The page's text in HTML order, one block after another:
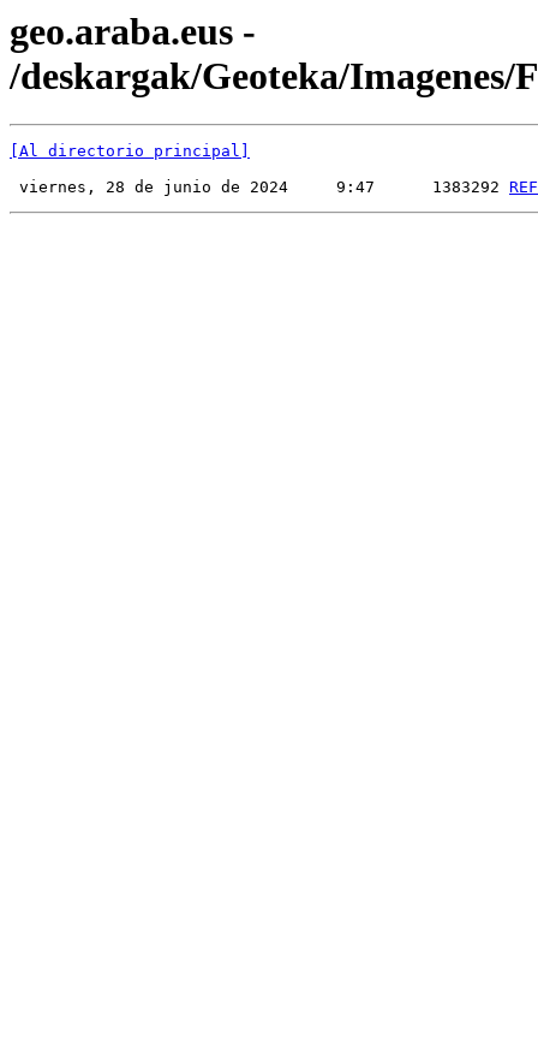
geo.araba.eus -
/deskargak/Geoteka/Imagenes/
[Al directorio principal]
viernes, 28 de junio de 2024     9:47      1383292